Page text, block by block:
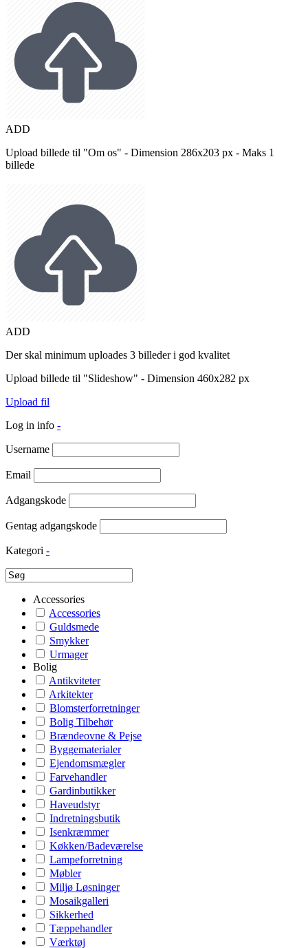
ADD
Upload billede til "Om os" - Dimension 286x203 px - Maks 1
billede
ADD
Der skal minimum uploades 3 billeder i god kvalitet
Upload billede til "Slideshow" - Dimension 460x282 px
Upload fil
Log in info -
Username
Email
Adgangskode
Gentag adgangskode
Kategori -
Accessories
Accessories
Guldsmede
Smykker
Urmager
Bolig
Antikviteter
Arkitekter
Blomsterforretninger
Bolig Tilbehør
Brændeovne & Pejse
Byggematerialer
Ejendomsmægler
Farvehandler
Gardinbutikker
Haveudstyr
Indretningsbutik
Isenkræmmer
Køkken/Badeværelse
Lampeforretning
Møbler
Miljø Løsninger
Mosaikgalleri
Sikkerhed
Tæppehandler
Værktøj